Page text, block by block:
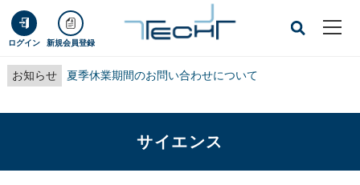
ログイン 新規会員登録
お知らせ 夏季休業期間のお問い合わせについて
サイエンス